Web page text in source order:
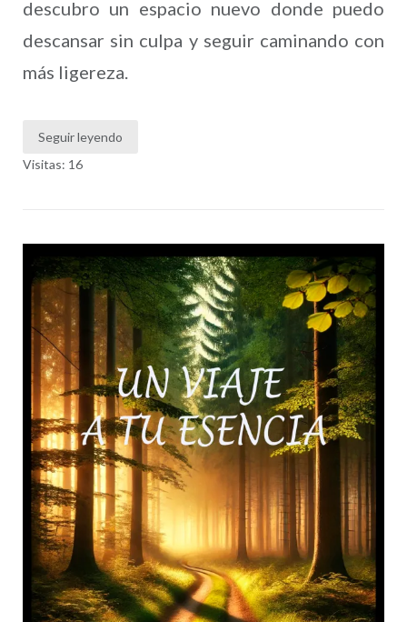
descubro un espacio nuevo donde puedo
descansar sin culpa y seguir caminando con
más ligereza.
Seguir leyendo
Visitas: 16